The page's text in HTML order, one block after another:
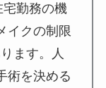
勤務の機
イクの制限
ます。人
術を決める